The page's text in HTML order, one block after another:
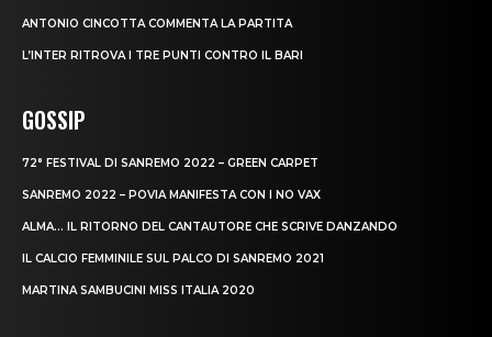
ANTONIO CINCOTTA COMMENTA LA PARTITA
L’INTER RITROVA I TRE PUNTI CONTRO IL BARI
GOSSIP
72° FESTIVAL DI SANREMO 2022 – GREEN CARPET
SANREMO 2022 – POVIA MANIFESTA CON I NO VAX
ALMA… IL RITORNO DEL CANTAUTORE CHE SCRIVE DANZANDO
IL CALCIO FEMMINILE SUL PALCO DI SANREMO 2021
MARTINA SAMBUCINI MISS ITALIA 2020